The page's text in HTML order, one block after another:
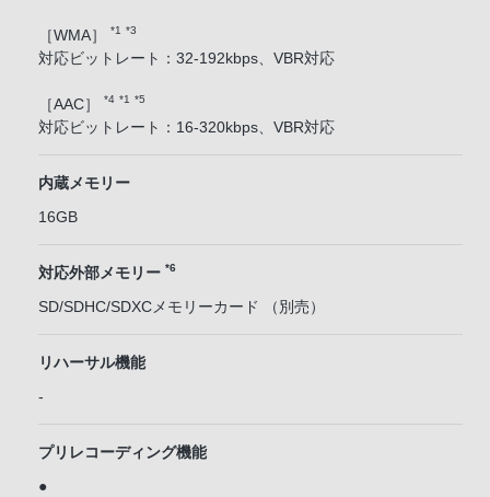
［WMA］ *1 *3
対応ビットレート：32-192kbps、VBR対応
［AAC］ *4 *1 *5
対応ビットレート：16-320kbps、VBR対応
内蔵メモリー
16GB
対応外部メモリー *6
SD/SDHC/SDXCメモリーカード （別売）
リハーサル機能
-
プリレコーディング機能
●